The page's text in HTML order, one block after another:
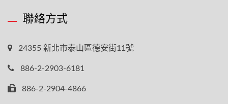
聯絡方式
24355 新北市泰山區德安街11號
886-2-2903-6181
886-2-2904-4866